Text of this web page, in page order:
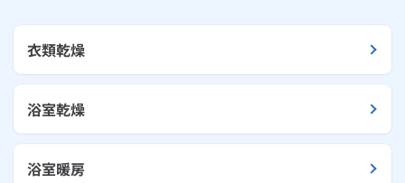
衣類乾燥
浴室乾燥
浴室暖房